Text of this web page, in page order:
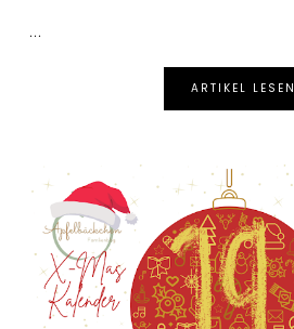
...
ARTIKEL LESEN